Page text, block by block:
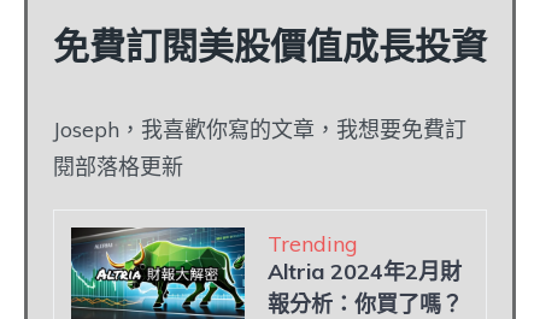
免費訂閱美股價值成長投資
Joseph，我喜歡你寫的文章，我想要免費訂
閱部落格更新
Trending
Altria 2024年2月財
報分析：你買了嗎？